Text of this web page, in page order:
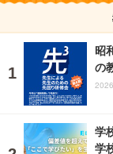
昭
の
学
学